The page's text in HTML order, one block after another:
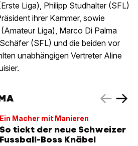
Liga), Philipp Studhalter (SFL)
ihrer Kammer, sowie
Liga), Marco Di Palma
(SFL) und die beiden vor
unabhängigen Vertreter Aline
Ein Macher mit Manieren
So tickt der neue Schweizer
Fussball-Boss Knäbel